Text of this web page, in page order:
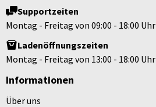
Supportzeiten
Montag - Freitag von 09:00 - 18:00 Uhr
Ladenöffnungszeiten
Montag - Freitag von 13:00 - 18:00 Uhr
Informationen
Über uns